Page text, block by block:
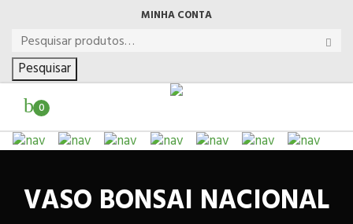
MINHA CONTA
Pesquisar
0
VASO BONSAI NACIONAL